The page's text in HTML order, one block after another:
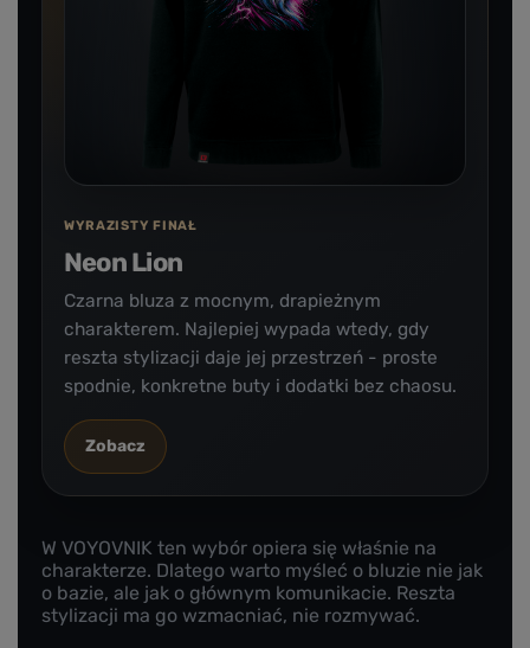
WYRAZISTY FINAŁ
Neon Lion
Czarna bluza z mocnym, drapieżnym
charakterem. Najlepiej wypada wtedy, gdy
reszta stylizacji daje jej przestrzeń - proste
spodnie, konkretne buty i dodatki bez chaosu.
Zobacz
W VOYOVNIK ten wybór opiera się właśnie na
charakterze. Dlatego warto myśleć o bluzie nie jak
o bazie, ale jak o głównym komunikacie. Reszta
stylizacji ma go wzmacniać, nie rozmywać.